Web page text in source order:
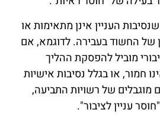
העניין אינן מתאימות או
של החשוד בעבירה. לדוגמא, אם
מוביל להפסקת ההליך
חמור, או בגלל נסיבות אישיות
של רשויות התביעה,
עניין לציבור".